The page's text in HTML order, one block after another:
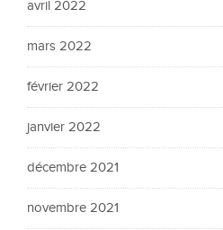
avril 2022
mars 2022
février 2022
janvier 2022
décembre 2021
novembre 2021